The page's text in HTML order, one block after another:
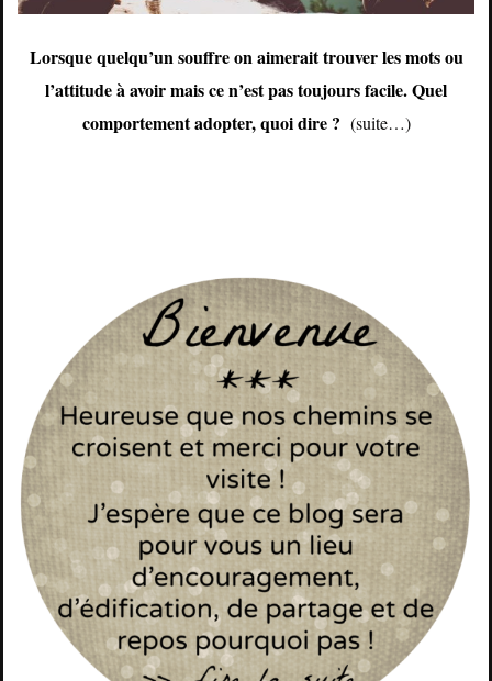
Lorsque quelqu’un souffre on aimerait trouver les mots ou
l’attitude à avoir mais ce n’est pas toujours facile. Quel
comportement adopter, quoi dire ? (suite…)